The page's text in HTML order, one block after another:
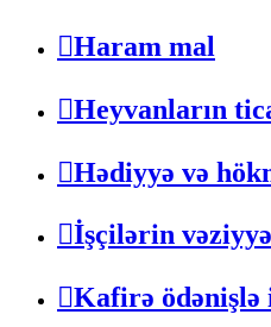
Haram mal
Heyvanların
Hədiyyə və
İşçilərin
Kafirə ödənişlə